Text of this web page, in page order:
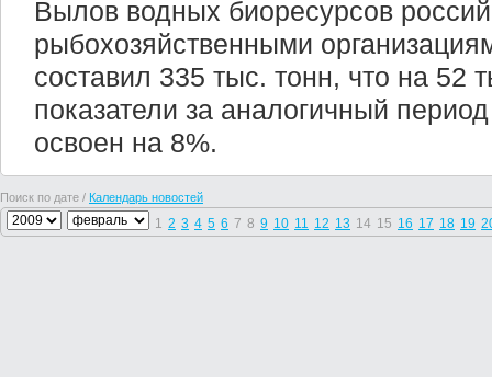
Вылов водных биоресурсов
рыбохозяйственными
составил 335 тыс. тонн, что на 52
показатели за аналогичный
освоен на 8%.
Поиск по дате / Календарь новостей
1 2 3 4 5 6 7 8 9 10 11 12 13 14 15 16 17 18 19